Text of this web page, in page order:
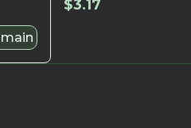
$3.17